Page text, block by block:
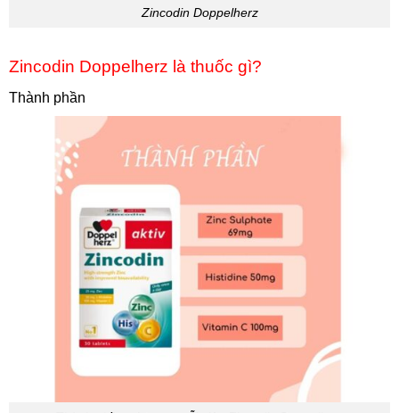
Zincodin Doppelherz
Zincodin Doppelherz là thuốc gì?
Thành phần